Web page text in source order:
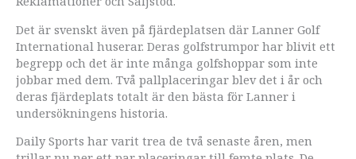
Det är svenskt även på fjärdeplatsen där Lanner Golf
International huserar. Deras golfstrumpor har blivit ett
begrepp och det är inte många golfshoppar som inte
jobbar med dem. Två pallplaceringar blev det i år och
deras fjärdeplats totalt är den bästa för Lanner i
undersökningens historia.
Daily Sports har varit trea de två senaste åren, men